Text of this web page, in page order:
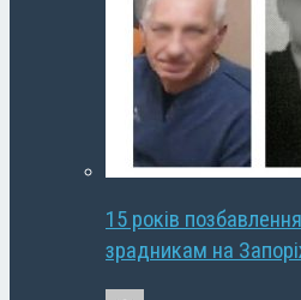
15 років
зрадникам на